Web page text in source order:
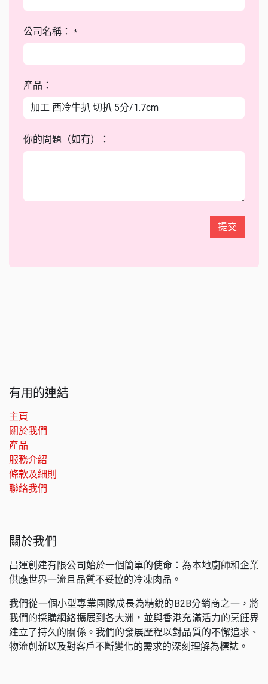
公司名稱： *
產品：
你的問題（如有）：
提交
有用的連結
主頁
關於我們
產品
服務介紹
條款及細則
聯絡我們
關於我們
昌運創建有限公司始於一個簡單的使命：為本地廚師和企業
供應世界一流且品質不妥協的冷凍肉品。
我們從一個小型專業團隊成長為精銳的B2B分銷商之一，將
我們的採購網絡擴展到各大洲，並與香港充滿活力的烹飪界
建立了持久的關係。我們的發展歷程以對品質的不懈追求、
物流創新以及對客戶不斷變化的需求的深刻理解為標誌。